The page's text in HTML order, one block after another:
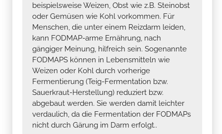
beispielsweise Weizen, Obst wie z.B. Steinobst
oder Gemüsen wie Kohl vorkommen. Für
Menschen, die unter einem Reizdarm leiden,
kann FODMAP-arme Ernährung, nach
gängiger Meinung, hilfreich sein. Sogenannte
FODMAPS können in Lebensmitteln wie
Weizen oder Kohl durch vorherige
Fermentierung (Teig-Fermentation bzw.
Sauerkraut-Herstellung) reduziert bzw.
abgebaut werden. Sie werden damit leichter
verdaulich, da die Fermentation der FODMAPs
nicht durch Gärung im Darm erfolgt..